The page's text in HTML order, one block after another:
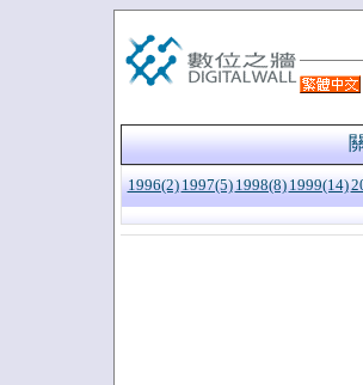
1996(2) 1997(5) 1998(8) 1999(14)